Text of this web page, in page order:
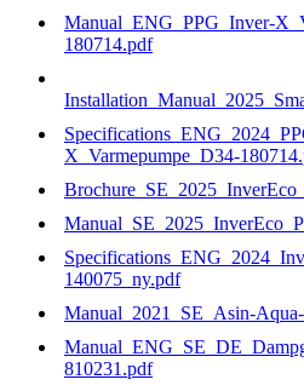
Manual_ENG_PPG_Inver-
180714.pdf
X_Varmepumpe_D34-
140075_ny.pdf
Manual_2021_SE_Asin-
810231.pdf